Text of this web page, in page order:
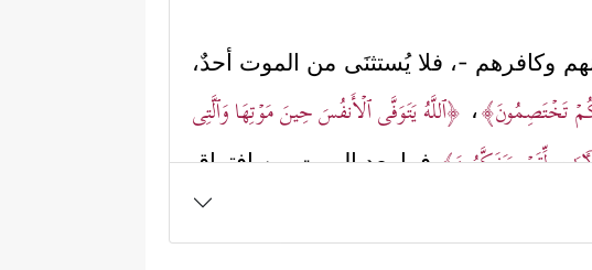
وكافرهم -، فلا يُستثنَى من الموت أحدٌ،
تَخۡتَصِمُونَ﴾، ﴿ٱللَّهُ یَتَوَفَّى ٱلۡأَنفُسَ حِینَ مَوۡتِهَا وَٱلَّتِی
لِّقَوۡمࣲ یَتَفَكَّرُونَ﴾فما بعد الموت من افتراق